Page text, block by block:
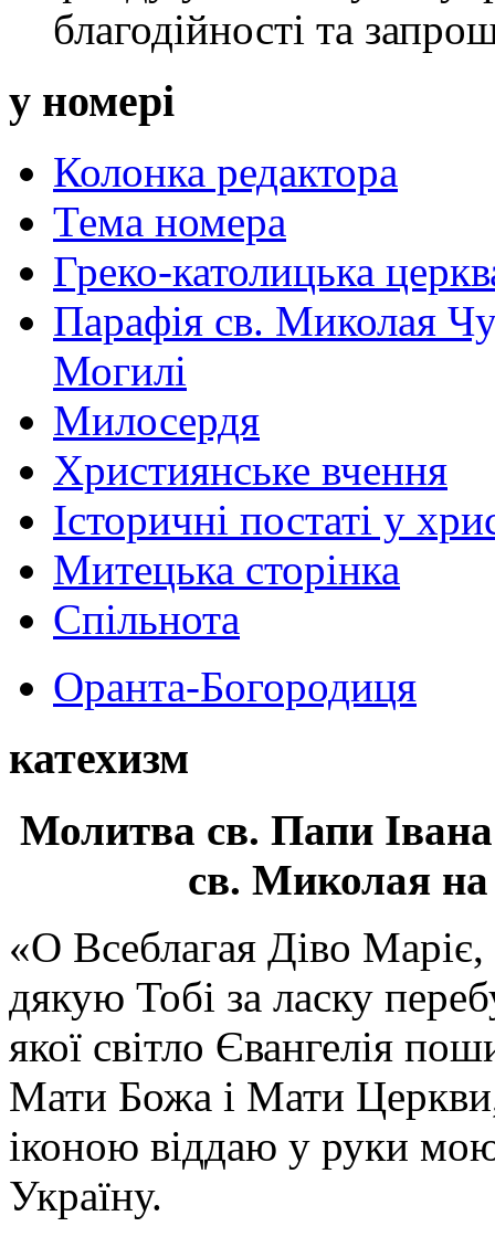
благодійності та
у номері
Колонка редактора
Тема номера
Греко-католицька
Парафія св. Миколая
Могилі
Милосердя
Християнське вчення
Історичні постаті у
Митецька сторінка
Спільнота
Оранта-Богородиця
катехизм
Молитва св. Папи
св. Миколая на
«О Всеблагая Діво
дякую Тобі за ласку
якої світло Євангелія
Мати Божа і Мати
іконою віддаю у руки
Україну.